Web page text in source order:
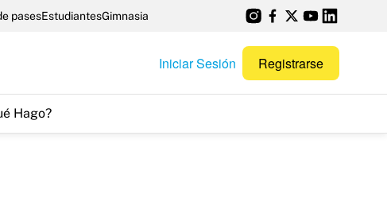
pasesEstudiantesGimnasia
Iniciar Sesión Registrarse
Hago?